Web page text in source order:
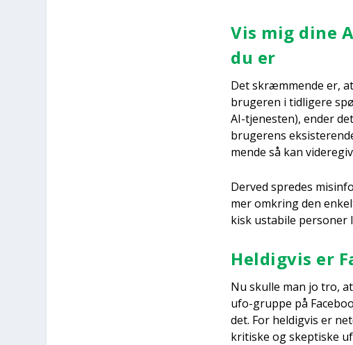
Vis mig dine
du er
Det skræm­men­de er,
bru­ge­ren i tid­li­ge­re
AI-tje­ne­sten), ender
bru­ge­rens
men­de så kan
Der­ved spre­des
mer omkring den
kisk usta­bi­le per­so­ner
Hel­dig­vis er
Nu skul­le man jo tro,
ufo-grup­pe på
det. For hel­dig­vis er
kri­ti­ske og skep­ti­ske